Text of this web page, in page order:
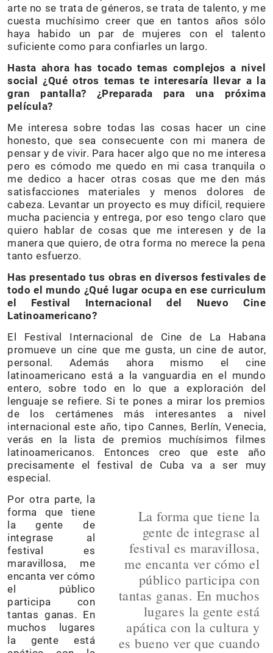
arte no se trata de géneros, se trata de talento, y me
cuesta muchísimo creer que en tantos años sólo
haya habido un par de mujeres con el talento
suficiente como para confiarles un largo.
Hasta ahora has tocado temas complejos a nivel
social ¿Qué otros temas te interesaría llevar a la
gran pantalla? ¿Preparada para una próxima
película?
Me interesa sobre todas las cosas hacer un cine
honesto, que sea consecuente con mi manera de
pensar y de vivir. Para hacer algo que no me interesa
pero es cómodo me quedo en mi casa tranquila o
me dedico a hacer otras cosas que me den más
satisfacciones materiales y menos dolores de
cabeza. Levantar un proyecto es muy difícil, requiere
mucha paciencia y entrega, por eso tengo claro que
quiero hablar de cosas que me interesen y de la
manera que quiero, de otra forma no merece la pena
tanto esfuerzo.
Has presentado tus obras en diversos festivales de
todo el mundo ¿Qué lugar ocupa en ese curriculum
el Festival Internacional del Nuevo Cine
Latinoamericano?
El Festival Internacional de Cine de La Habana
promueve un cine que me gusta, un cine de autor,
personal. Además ahora mismo el cine
latinoamericano está a la vanguardia en el mundo
entero, sobre todo en lo que a exploración del
lenguaje se refiere. Si te pones a mirar los premios
de los certámenes más interesantes a nivel
internacional este año, tipo Cannes, Berlín, Venecia,
verás en la lista de premios muchísimos filmes
latinoamericanos. Entonces creo que este año
precisamente el festival de Cuba va a ser muy
especial.
La forma que tiene la
gente de integrase al
festival es maravillosa,
me encanta ver cómo el
público participa con
tantas ganas. En muchos
lugares la gente está
apática con la cultura y
es bueno ver que cuando
Por otra parte, la
forma que tiene
la gente de
integrase al
festival es
maravillosa, me
encanta ver cómo
el público
participa con
tantas ganas. En
muchos lugares
la gente está